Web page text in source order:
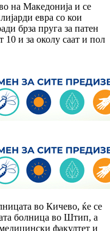
на Македонија и се
евра со кои
брза пруга за патен
10 и за околу саат и пол
во Кичево, ќе се
болница во Штип, а
факултет и